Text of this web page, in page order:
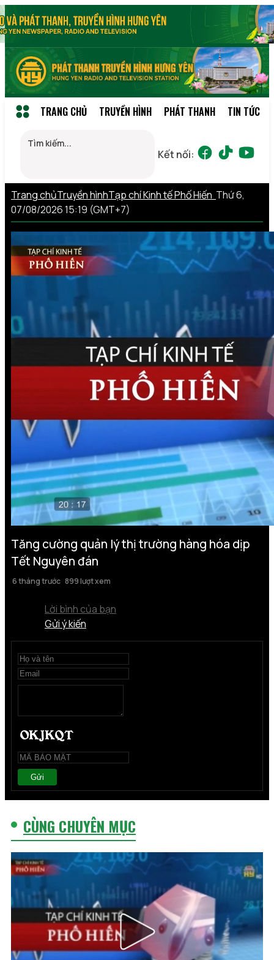
TRANG CHỦ TRUYỀN HÌNH PHÁT THANH TIN TỨC
Kết nối:
Trang chủTruyền hìnhTạp chí Kinh tế Phố Hiến Thứ 6,
07/08/2026 15:19 (GMT+7)
Tăng cường quản lý thị trường hàng hóa dịp
Tết Nguyên đán
6 tháng trước 899 lượt xem
Lời bình của bạn
Gửi ý kiến
Gửi
CÙNG CHUYÊN MỤC